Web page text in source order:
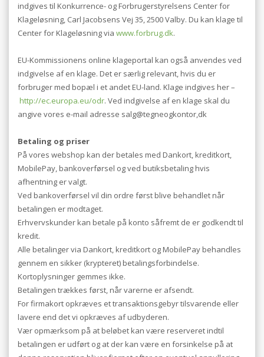
indgives til Konkurrence- og Forbrugerstyrelsens Center for
Klageløsning, Carl Jacobsens Vej 35, 2500 Valby. Du kan klage til
Center for Klageløsning via www.forbrug.dk.
EU-Kommissionens online klageportal kan også anvendes ved
indgivelse af en klage. Det er særlig relevant, hvis du er
forbruger med bopæl i et andet EU-land. Klage indgives her –
http://ec.europa.eu/odr. Ved indgivelse af en klage skal du
angive vores e-mail adresse salg@tegneogkontor,dk
Betaling og priser
På vores webshop kan der betales med Dankort, kreditkort,
MobilePay, bankoverførsel og ved butiksbetaling hvis
afhentning er valgt.
Ved bankoverførsel vil din ordre først blive behandlet når
betalingen er modtaget.
Erhvervskunder kan betale på konto såfremt de er godkendt til
kredit.
Alle betalinger via Dankort, kreditkort og MobilePay behandles
gennem en sikker (krypteret) betalingsforbindelse.
Kortoplysninger gemmes ikke.
Betalingen trækkes først, når varerne er afsendt.
For firmakort opkræves et transaktionsgebyr tilsvarende eller
lavere end det vi opkræves af udbyderen.
Vær opmærksom på at beløbet kan være reserveret indtil
betalingen er udført og at der kan være en forsinkelse på at